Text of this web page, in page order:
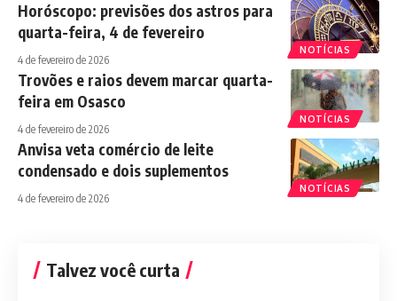
NOTÍCIAS
Horóscopo: previsões dos astros para
quarta-feira, 4 de fevereiro
4 de fevereiro de 2026
NOTÍCIAS
Trovões e raios devem marcar quarta-
feira em Osasco
4 de fevereiro de 2026
NOTÍCIAS
Anvisa veta comércio de leite
condensado e dois suplementos
4 de fevereiro de 2026
Talvez você curta